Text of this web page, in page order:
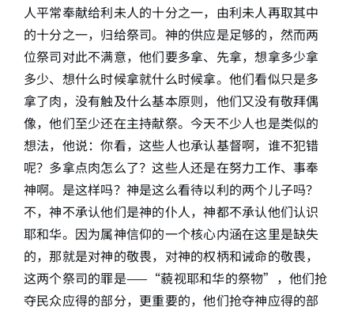
人平常奉献给利未人的十分之一，由利未人再取其中
的十分之一，归给祭司。神的供应是足够的，然而两
位祭司对此不满意，他们要多拿、先拿，想拿多少拿
多少、想什么时候拿就什么时候拿。他们看似只是多
拿了肉，没有触及什么基本原则，他们又没有敬拜偶
像，他们至少还在主持献祭。今天不少人也是类似的
想法，他说：你看，这些人也承认基督啊，谁不犯错
呢？多拿点肉怎么了？这些人还是在努力工作、事奉
神啊。是这样吗？神是这么看待以利的两个儿子吗？
不，神不承认他们是神的仆人，神都不承认他们认识
耶和华。因为属神信仰的一个核心内涵在这里是缺失
的，那就是对神的敬畏，对神的权柄和诫命的敬畏，
这两个祭司的罪是——“藐视耶和华的祭物”，他们抢
夺民众应得的部分，更重要的，他们抢夺神应得的部